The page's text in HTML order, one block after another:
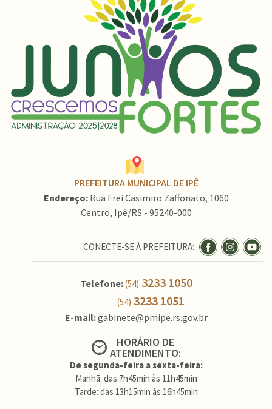
PREFEITURA MUNICIPAL DE IPÊ
Endereço: Rua Frei Casimiro Zaffonato, 1060
Centro, Ipê/RS - 95240-000
CONECTE-SE À PREFEITURA:
Telefone:(54) 3233 1050
(54) 3233 1051
E-mail:gabinete@pmipe.rs.gov.br
HORÁRIO DE
ATENDIMENTO:
De segunda-feira a sexta-feira:
Manhã: das 7h45min às 11h45min
Tarde: das 13h15min às 16h45min